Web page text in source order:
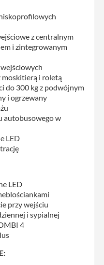
z centralnym
i zintegrowanym
moskitierą i roletą
do 300 kg z podwójnym
i ogrzewany
autobusowego w
LED
LED
przy wejściu
i sypialnej
4